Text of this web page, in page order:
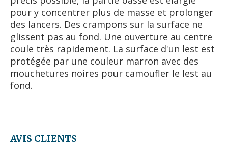
pour y concentrer plus de masse et prolonger
des lancers. Des crampons sur la surface ne
glissent pas au fond. Une ouverture au centre
coule très rapidement. La surface d'un lest est
protégée par une couleur marron avec des
mouchetures noires pour camoufler le lest au
fond.
AVIS CLIENTS